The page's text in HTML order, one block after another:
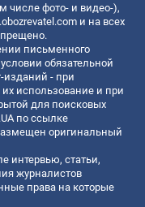
числе фото- и видео-),
и на всех
письменного
обязательной
изданий - при
использование и при
для поисковых
по ссылке
оригинальный
интервью, статьи,
журналистов
права на которые